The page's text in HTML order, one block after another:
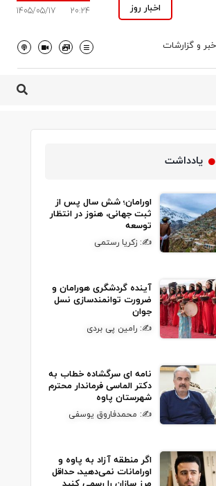
اخبار روز 20:24
1405/05/17
و گزارشات
یادداشت
اورامان؛ شش سال پس از
ثبت جهانی، هنوز در انتظار
توسعه
✍: زکریا رستمی
آینده گردشگری هورامان و
ضرورت توانمندسازی نسل
جوان
✍: رامین پی بردی
نامه ای سرگشاده خطاب به
دکتر الماسی فرماندار محترم
شهرستان پاوه
✍: محمدفاروق یوسفی
اگر منطقه آزاد به پاوه و
اورامانات نمی‌دهید، حداقل